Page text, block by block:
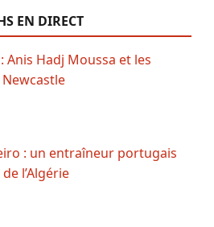
EN DIRECT
Anis Hadj Moussa et les
: un entraîneur portugais
l’Algérie